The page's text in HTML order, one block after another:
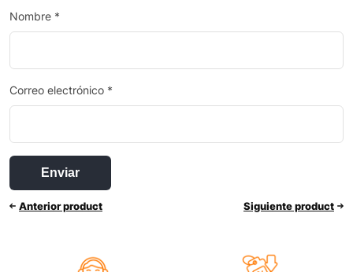
Nombre *
Correo electrónico *
Anterior product Siguiente product